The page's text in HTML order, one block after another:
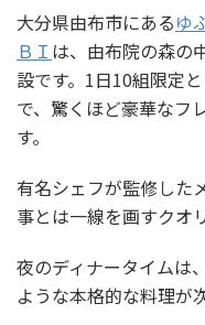
大分県由布市にあるゆ
ＢＩ は、由布院の森の
設です。1日10組限定
で、驚くほど豪華なフ
す。
有名シェフが監修した
事とは一線を画すクオ
夜のディナータイムは
ような本格的な料理が